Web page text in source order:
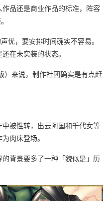
品还是商业作品的标准，阵容
优，要安排时间确实不容易。
在未实装的状态。
来说，制作社团确实是有点赶
被性转，出云阿国和千代女等
肉床登场。
背景要多了一种「貌似是」历